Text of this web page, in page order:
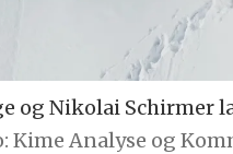
og Nikolai Schirmer
Kime Analyse og